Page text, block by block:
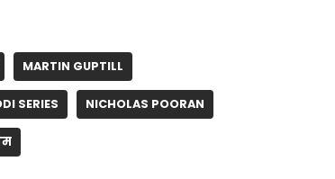
MARTIN GUPTILL
SERIES NICHOLAS POORAN